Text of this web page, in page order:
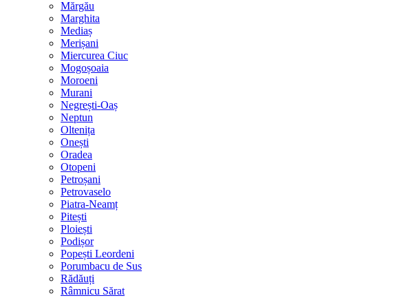
Mărgău
Marghita
Mediaș
Merișani
Miercurea Ciuc
Mogoșoaia
Moroeni
Murani
Negrești-Oaș
Neptun
Oltenița
Onești
Oradea
Otopeni
Petroșani
Petrovaselo
Piatra-Neamț
Pitești
Ploiești
Podișor
Popești Leordeni
Porumbacu de Sus
Rădăuți
Râmnicu Sărat